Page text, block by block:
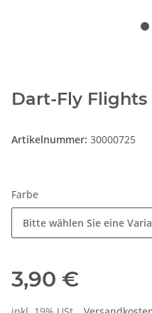
Dart-Fly
Artikelnummer: 30000725
Farbe
Bitte wählen Sie eine
3,90 €